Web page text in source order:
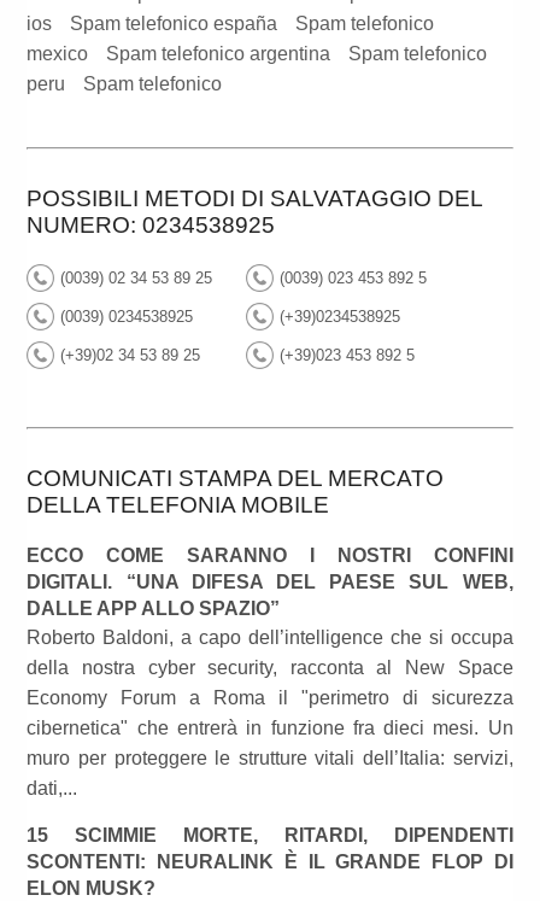
ios
Spam telefonico españa
Spam telefonico
mexico
Spam telefonico argentina
Spam telefonico
peru
Spam telefonico
POSSIBILI METODI DI SALVATAGGIO DEL
NUMERO: 0234538925
(0039) 02 34 53 89 25 (0039) 023 453 892 5
(0039) 0234538925 (+39)0234538925
(+39)02 34 53 89 25 (+39)023 453 892 5
COMUNICATI STAMPA DEL MERCATO
DELLA TELEFONIA MOBILE
ECCO COME SARANNO I NOSTRI CONFINI
DIGITALI. “UNA DIFESA DEL PAESE SUL WEB,
DALLE APP ALLO SPAZIO”
Roberto Baldoni, a capo dell’intelligence che si occupa
della nostra cyber security, racconta al New Space
Economy Forum a Roma il "perimetro di sicurezza
cibernetica" che entrerà in funzione fra dieci mesi. Un
muro per proteggere le strutture vitali dell’Italia: servizi,
dati,...
15 SCIMMIE MORTE, RITARDI, DIPENDENTI
SCONTENTI: NEURALINK È IL GRANDE FLOP DI
ELON MUSK?